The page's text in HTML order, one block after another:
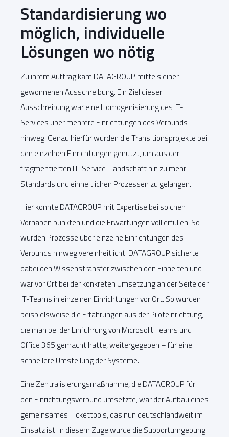
Standardisierung wo
möglich, individuelle
Lösungen wo nötig
Zu ihrem Auftrag kam DATAGROUP mittels einer
gewonnenen Ausschreibung. Ein Ziel dieser
Ausschreibung war eine Homogenisierung des IT-
Services über mehrere Einrichtungen des Verbunds
hinweg. Genau hierfür wurden die Transitionsprojekte bei
den einzelnen Einrichtungen genutzt, um aus der
fragmentierten IT-Service-Landschaft hin zu mehr
Standards und einheitlichen Prozessen zu gelangen.
Hier konnte DATAGROUP mit Expertise bei solchen
Vorhaben punkten und die Erwartungen voll erfüllen. So
wurden Prozesse über einzelne Einrichtungen des
Verbunds hinweg vereinheitlicht. DATAGROUP sicherte
dabei den Wissenstransfer zwischen den Einheiten und
war vor Ort bei der konkreten Umsetzung an der Seite der
IT-Teams in einzelnen Einrichtungen vor Ort. So wurden
beispielsweise die Erfahrungen aus der Piloteinrichtung,
die man bei der Einführung von Microsoft Teams und
Office 365 gemacht hatte, weitergegeben – für eine
schnellere Umstellung der Systeme.
Eine Zentralisierungsmaßnahme, die DATAGROUP für
den Einrichtungsverbund umsetzte, war der Aufbau eines
gemeinsames Tickettools, das nun deutschlandweit im
Einsatz ist. In diesem Zuge wurde die Supportumgebung